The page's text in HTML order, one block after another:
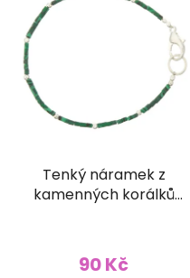
Tenký náramek z
kamenných korálků
90 Kč